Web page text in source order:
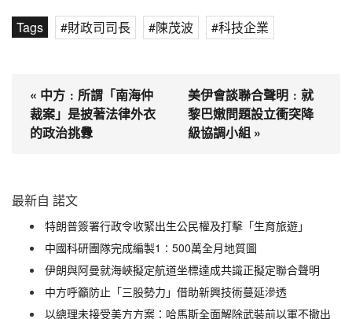
Tags 財政司司長 陳茂波 科技企業
« 中方﹕所謂「南海仲
裁案」是披著法律外衣
的政治挑釁
美伊會談聯合聲明﹕就
黎巴嫩問題設立衝突降
級協調小組 »
最新自 諾文
特朗普簽署行政令收緊出生公民權及打擊「生育旅遊」
中國科研團隊完成編製1∶500萬全月地質圖
伊朗與阿曼就海峽擬定航道坐標達成共識正擬定聯合聲明
中方呼籲防止「三股勢力」借助新興技術蔓延滲透
以總理未接受美方方案：哈馬斯全面解除武裝前以軍不撤出